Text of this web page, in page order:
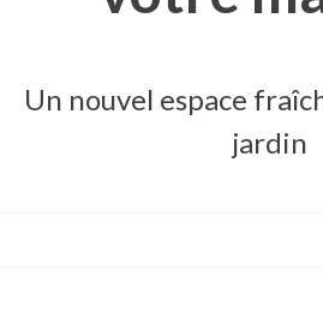
Un nouvel espace
jardin